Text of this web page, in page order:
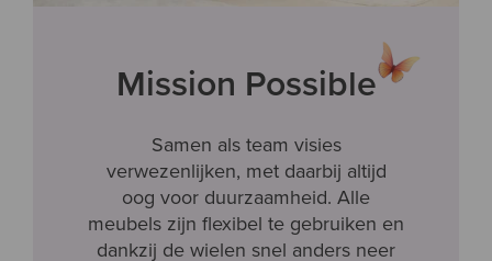
Mission Possible
Samen als team visies
verwezenlijken, met daarbij altijd
oog voor duurzaamheid. Alle
meubels zijn flexibel te gebruiken en
dankzij de wielen snel anders neer